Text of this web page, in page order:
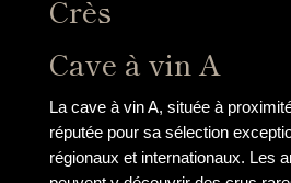
Crès
Cave à vin A
La cave à vin A, située à
réputée pour sa sélection
régionaux et internationaux. Les